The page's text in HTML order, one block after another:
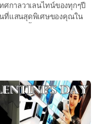
ศกาลวาเลนไทน์ของทุกๆปี
ที่แสนสุดพิเศษของคุณใน
กของปีนี้